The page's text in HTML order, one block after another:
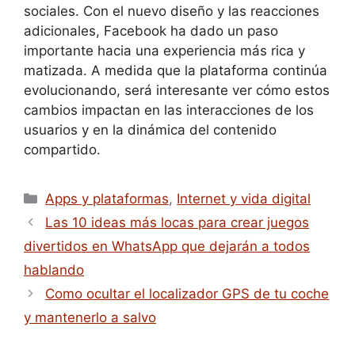
sociales. Con el nuevo diseño y las reacciones
adicionales, Facebook ha dado un paso
importante hacia una experiencia más rica y
matizada. A medida que la plataforma continúa
evolucionando, será interesante ver cómo estos
cambios impactan en las interacciones de los
usuarios y en la dinámica del contenido
compartido.
Apps y plataformas, Internet y vida digital
Las 10 ideas más locas para crear juegos
divertidos en WhatsApp que dejarán a todos
hablando
Como ocultar el localizador GPS de tu coche
y mantenerlo a salvo